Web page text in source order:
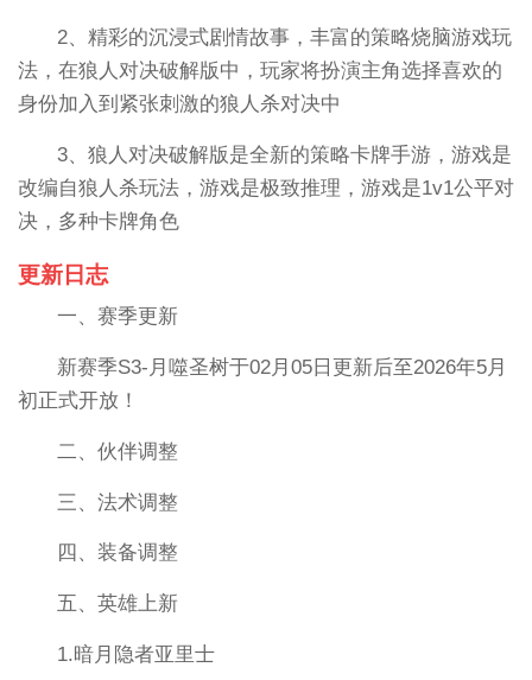
2、精彩的沉浸式剧情故事，丰富的策略烧脑游戏玩
法，在狼人对决破解版中，玩家将扮演主角选择喜欢的
身份加入到紧张刺激的狼人杀对决中
3、狼人对决破解版是全新的策略卡牌手游，游戏是
改编自狼人杀玩法，游戏是极致推理，游戏是1v1公平对
决，多种卡牌角色
更新日志
一、赛季更新
新赛季S3-月噬圣树于02月05日更新后至2026年5月
初正式开放！
二、伙伴调整
三、法术调整
四、装备调整
五、英雄上新
1.暗月隐者亚里士